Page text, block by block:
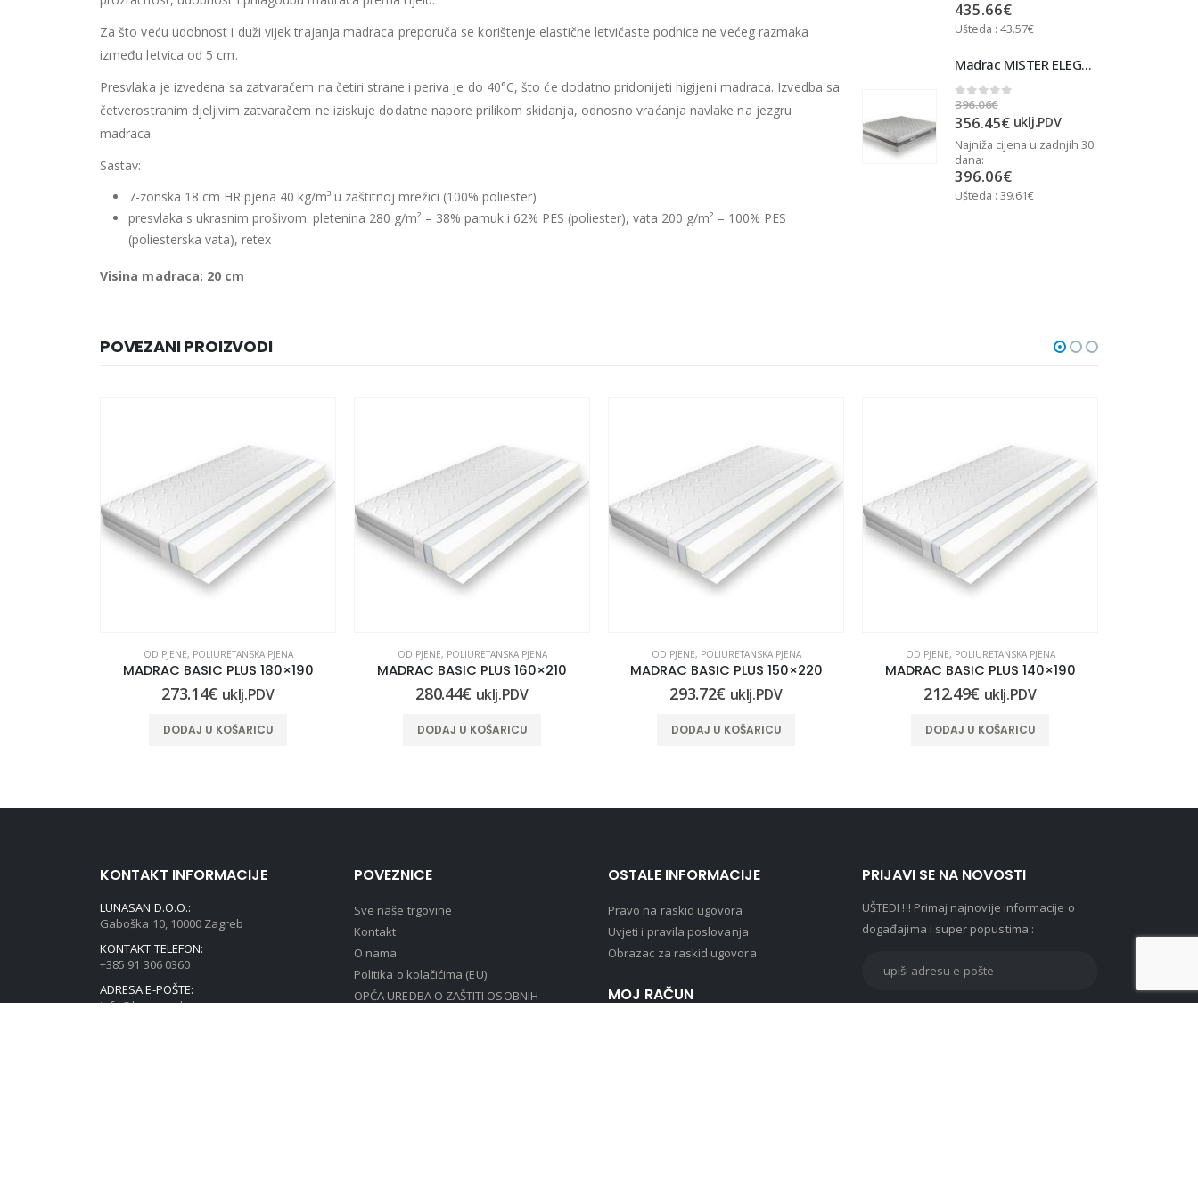
Za što veću udobnost i duži vijek trajanja madraca preporuča se korištenje elastične letvičaste podnice ne većeg razmaka
između letvica od 5 cm.
Presvlaka je izvedena sa zatvaračem na četiri strane i periva je do 40°C, što će dodatno pridonijeti higijeni madraca. Izvedba sa
četverostranim djeljivim zatvaračem ne iziskuje dodatne napore prilikom skidanja, odnosno vraćanja navlake na jezgru
madraca.
Sastav:
7-zonska 18 cm HR pjena 40 kg/m³ u zaštitnoj mrežici (100% poliester)
presvlaka s ukrasnim prošivom: pletenina 280 g/m² – 38% pamuk i 62% PES (poliester), vata 200 g/m² – 100% PES
(poliesterska vata), retex
Visina madraca: 20 cm
Ušteda : 43.57€
0out of 5
396.06€
uklj.PDV
Ušteda : 39.61€
Ušteda : 43.57€
0 out of 5
396.06 €
356.45 uklj.PDV
435.66€
Ušteda : 43.57€
Madrac MISTER ELEGANCE 90x200
0out of 5
396.06€
356.45€ uklj.PDV
Najniža cijena u zadnjih 30
dana:
396.06€
Ušteda : 39.61€
POVEZANI PROIZVODI
OD PJENE, POLIURETANSKA PJENA
MADRAC BASIC PLUS 180×190
273.14€ uklj.PDV
DODAJ U KOŠARICU
OD PJENE, POLIURETANSKA PJENA
MADRAC BASIC PLUS 160×210
280.44€ uklj.PDV
DODAJ U KOŠARICU
OD PJENE, POLIURETANSKA PJENA
MADRAC BASIC PLUS 150×220
293.72€ uklj.PDV
DODAJ U KOŠARICU
OD PJENE, POLIURETANSKA PJENA
MADRAC BASIC PLUS 140×190
212.49€ uklj.PDV
DODAJ U KOŠARICU
KONTAKT INFORMACIJE
LUNASAN D.O.O.:
Gaboška 10, 10000 Zagreb
KONTAKT TELEFON:
+385 91 306 0360
ADRESA E-POŠTE:
info@lunasan.hr
POVEZNICE
Sve naše trgovine
Kontakt
O nama
Politika o kolačićima (EU)
OPĆA UREDBA O ZAŠTITI OSOBNIH
OSTALE INFORMACIJE
Pravo na raskid ugovora
Uvjeti i pravila poslovanja
Obrazac za raskid ugovora
MOJ RAČUN
PRIJAVI SE NA NOVOSTI
UŠTEDI !!! Primaj najnovije informacije o
događajima i super popustima :